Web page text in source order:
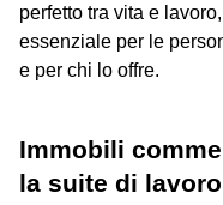
perfetto tra vita e
essenziale per le
e per chi lo offre.
Immobili
la suite di